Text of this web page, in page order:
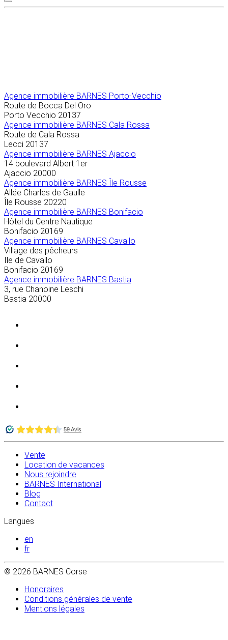
Agence immobilière BARNES Porto-Vecchio
Route de Bocca Del Oro
Porto Vecchio 20137
Agence immobilière BARNES Cala Rossa
Route de Cala Rossa
Lecci 20137
Agence immobilière BARNES Ajaccio
14 boulevard Albert 1er
Ajaccio 20000
Agence immobilière BARNES Île Rousse
Allée Charles de Gaulle
Île Rousse 20220
Agence immobilière BARNES Bonifacio
Hôtel du Centre Nautique
Bonifacio 20169
Agence immobilière BARNES Cavallo
Village des pêcheurs
Ile de Cavallo
Bonifacio 20169
Agence immobilière BARNES Bastia
3, rue Chanoine Leschi
Bastia 20000
Vente
Location de vacances
Nous rejoindre
BARNES International
Blog
Contact
Langues
en
fr
© 2026 BARNES Corse
Honoraires
Conditions générales de vente
Mentions légales